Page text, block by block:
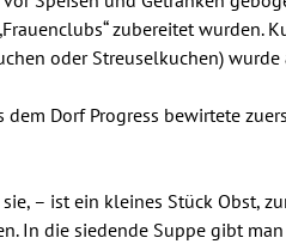
zubereitet
oder Streuselkuchen)
dem Dorf Progress bewirtete
– ist ein kleines Stück Obst,
In die siedende Suppe gibt